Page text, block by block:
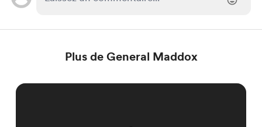
Plus de General Maddox